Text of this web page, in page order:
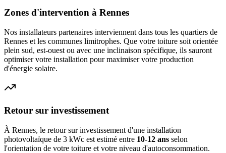
Zones d'intervention à Rennes
Nos installateurs partenaires interviennent dans tous les quartiers de
Rennes et les communes limitrophes. Que votre toiture soit orientée
plein sud, est-ouest ou avec une inclinaison spécifique, ils sauront
optimiser votre installation pour maximiser votre production
d'énergie solaire.
Retour sur investissement
À Rennes, le retour sur investissement d'une installation
photovoltaïque de 3 kWc est estimé entre 10-12 ans selon
l'orientation de votre toiture et votre niveau d'autoconsommation.